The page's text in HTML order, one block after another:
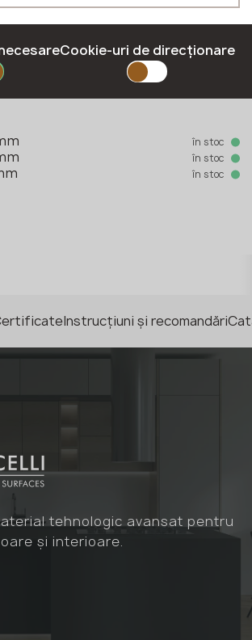
în stoc
în stoc
în stoc
Instrucțiuni și recomandări
tehnologic avansat pentru
și interioare.
O CERERE
Cookie-uri de direcționare